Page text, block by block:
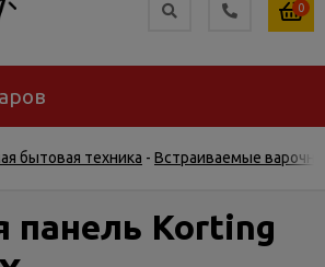
0
бытовая техника - Встраиваемые
панель Korting